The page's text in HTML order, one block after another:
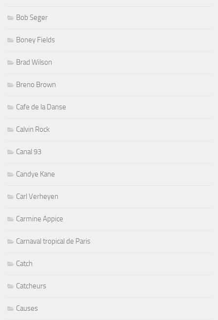
Bob Seger
Boney Fields
Brad Wilson
Breno Brown
Cafe de la Danse
Calvin Rock
Canal 93
Candye Kane
Carl Verheyen
Carmine Appice
Carnaval tropical de Paris
Catch
Catcheurs
Causes